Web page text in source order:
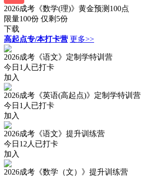
2026成考《数学(理)》黄金预测100点
限量100份 仅剩 5份
下载
高起点专/本打卡营 更多>>
2026成考《语文》定制学特训营
今日 1 人已打卡
加入
2026成考《英语(高起点)》定制学特训营
今日 1 人已打卡
加入
2026成考《语文》提升训练营
今日 12 人已打卡
加入
2026成考《数学（文）》提升训练营